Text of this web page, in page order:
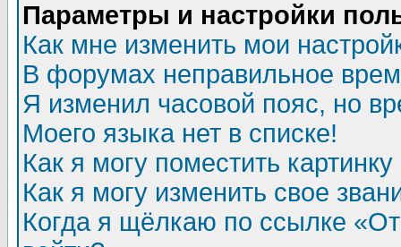
Параметры и настройки
Как мне изменить мои
В форумах неправильное
Я изменил часовой пояс, но
Моего языка нет в списке!
Как я могу поместить
Как я могу изменить свое
Когда я щёлкаю по ссылке